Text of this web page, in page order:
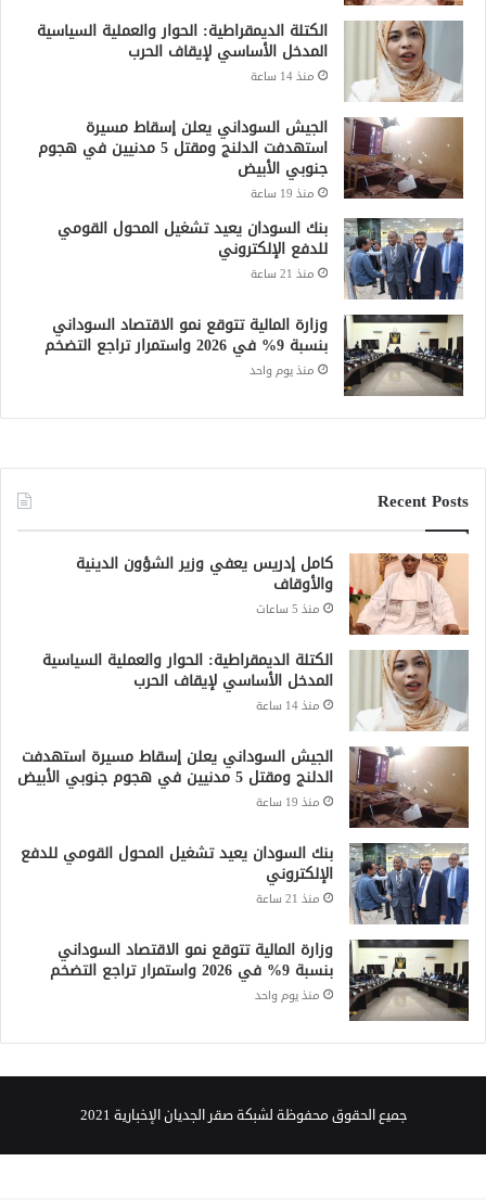
الكتلة الديمقراطية: الحوار والعملية السياسية
المدخل الأساسي لإيقاف الحرب
منذ 14 ساعة
الجيش السوداني يعلن إسقاط مسيرة
استهدفت الدلنج ومقتل 5 مدنيين في هجوم
جنوبي الأبيض
منذ 19 ساعة
بنك السودان يعيد تشغيل المحول القومي
للدفع الإلكتروني
منذ 21 ساعة
وزارة المالية تتوقع نمو الاقتصاد السوداني
بنسبة 9% في 2026 واستمرار تراجع التضخم
منذ يوم واحد
Recent Posts
كامل إدريس يعفي وزير الشؤون الدينية
والأوقاف
منذ 5 ساعات
الكتلة الديمقراطية: الحوار والعملية السياسية
المدخل الأساسي لإيقاف الحرب
منذ 14 ساعة
الجيش السوداني يعلن إسقاط مسيرة استهدفت
الدلنج ومقتل 5 مدنيين في هجوم جنوبي الأبيض
منذ 19 ساعة
بنك السودان يعيد تشغيل المحول القومي للدفع
الإلكتروني
منذ 21 ساعة
وزارة المالية تتوقع نمو الاقتصاد السوداني
بنسبة 9% في 2026 واستمرار تراجع التضخم
منذ يوم واحد
جميع الحقوق محفوظة لشبكة صقر الجديان الإخبارية 2021